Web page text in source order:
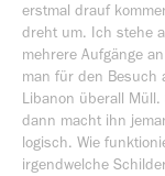
erstmal drauf
dreht um. Ich stehe
mehrere Aufgänge
man für den Besuch
Libanon überall
dann macht ihn
logisch. Wie
irgendwelche